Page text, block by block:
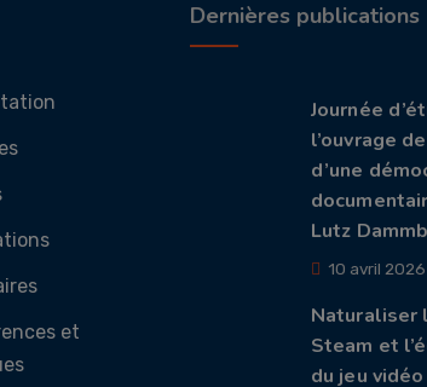
et
Dernières publications
Journée
l’ouvrage
d’une
Lutz
10 avril 2026
Naturaliser
Steam et
du jeu vidéo